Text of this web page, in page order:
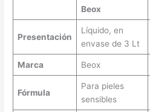
Beox
Presentación
Líquido, en
envase de 3 Lt
Marca Beox
Fórmula
Para pieles
sensibles